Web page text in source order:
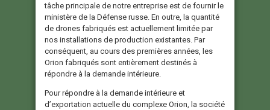
tâche principale de notre entreprise est de fournir le
ministère de la Défense russe. En outre, la quantité
de drones fabriqués est actuellement limitée par
nos installations de production existantes. Par
conséquent, au cours des premières années, les
Orion fabriqués sont entièrement destinés à
répondre à la demande intérieure.
Pour répondre à la demande intérieure et
d’exportation actuelle du complexe Orion, la société